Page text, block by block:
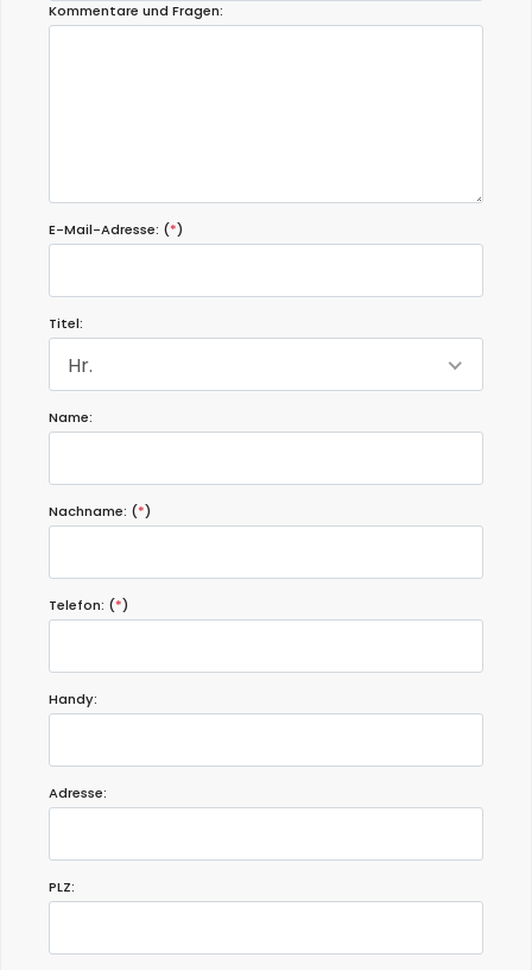
Kommentare und Fragen:
E-Mail-Adresse: (*)
Titel:
Hr.
Name:
Nachname: (*)
Telefon: (*)
Handy:
Adresse:
PLZ: